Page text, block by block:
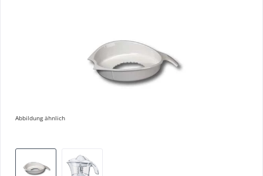
Abbildung ähnlich